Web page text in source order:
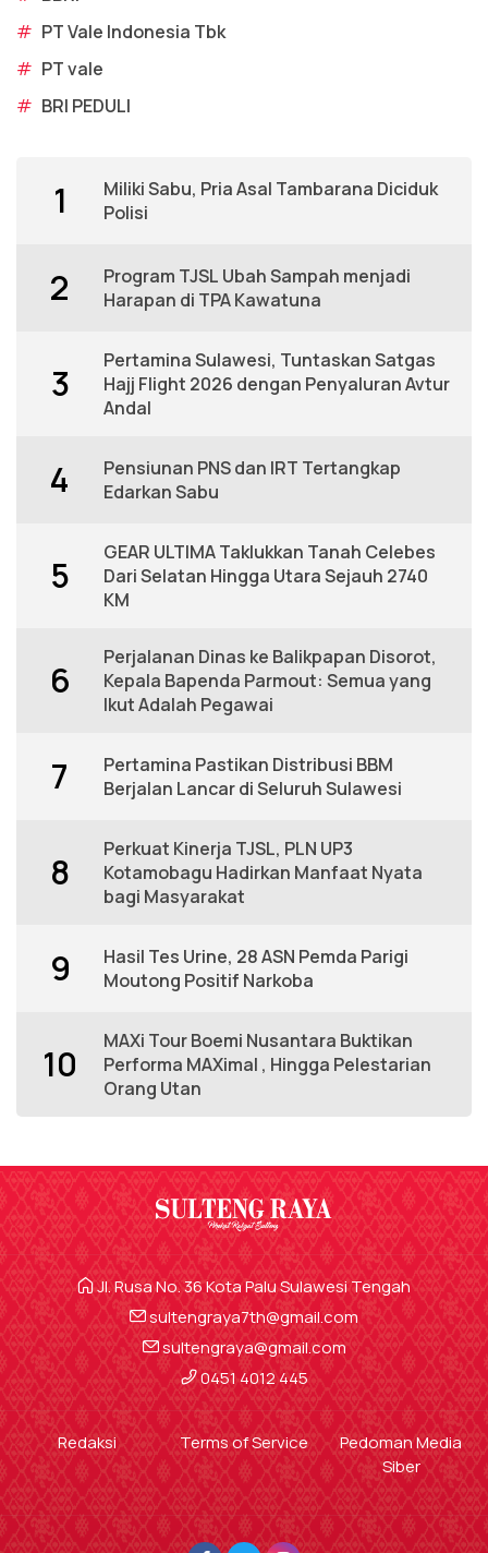
# PT Vale Indonesia Tbk
# PT vale
# BRI PEDULI
1
Miliki Sabu, Pria Asal Tambarana Diciduk
Polisi
2
Program TJSL Ubah Sampah menjadi
Harapan di TPA Kawatuna
3
Pertamina Sulawesi, Tuntaskan Satgas
Hajj Flight 2026 dengan Penyaluran Avtur
Andal
4
Pensiunan PNS dan IRT Tertangkap
Edarkan Sabu
5
GEAR ULTIMA Taklukkan Tanah Celebes
Dari Selatan Hingga Utara Sejauh 2740
KM
6
Perjalanan Dinas ke Balikpapan Disorot,
Kepala Bapenda Parmout: Semua yang
Ikut Adalah Pegawai
7
Pertamina Pastikan Distribusi BBM
Berjalan Lancar di Seluruh Sulawesi
8
Perkuat Kinerja TJSL, PLN UP3
Kotamobagu Hadirkan Manfaat Nyata
bagi Masyarakat
9
Hasil Tes Urine, 28 ASN Pemda Parigi
Moutong Positif Narkoba
10
MAXi Tour Boemi Nusantara Buktikan
Performa MAXimal , Hingga Pelestarian
Orang Utan
Jl. Rusa No. 36 Kota Palu Sulawesi Tengah
sultengraya7th@gmail.com
sultengraya@gmail.com
0451 4012 445
Redaksi Terms of Service
Pedoman Media
Siber